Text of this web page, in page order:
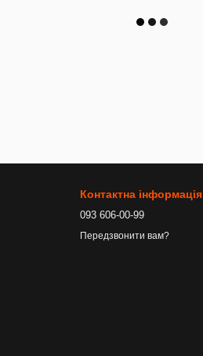
Контактна інформація
093 606-00-99
Передзвонити вам?